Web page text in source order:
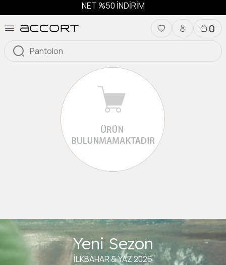
NET %50 İNDİRİM
0
Yeni Sezon
İLKBAHAR & YAZ 2026